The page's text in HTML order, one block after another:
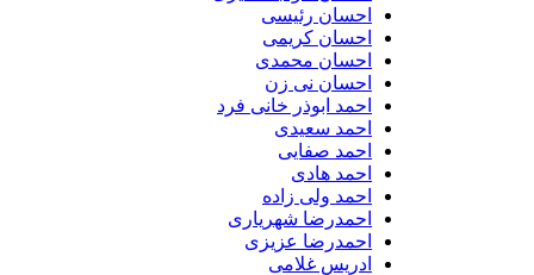
احسان رئیسی
احسان کریمی
احسان محمدی
احسان نی زن
احمد ابوذر خانی فرد
احمد سعیدی
احمد صفایی
احمد هادی
احمد ولی زاده
احمدرضا شهریاری
احمدرضا عزیزی
ادریس غلامی